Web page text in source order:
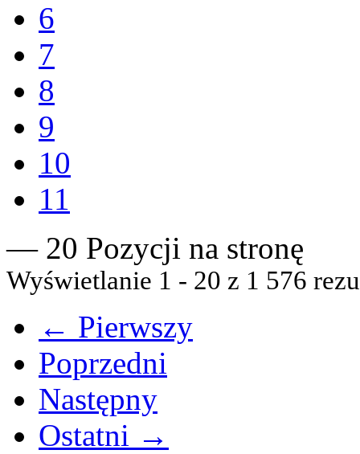
6
7
8
9
10
11
— 20 Pozycji na stronę
Wyświetlanie 1 - 20 z 1 576
← Pierwszy
Poprzedni
Następny
Ostatni →